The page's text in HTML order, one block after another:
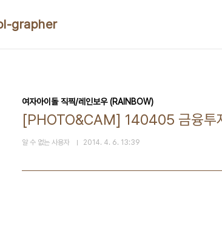
grapher
여자아이돌 직찍/레인보우 (RAINBOW)
[PHOTO&CAM] 140405 금융투
알 수 없는 사용자 2014. 4. 6. 13:39